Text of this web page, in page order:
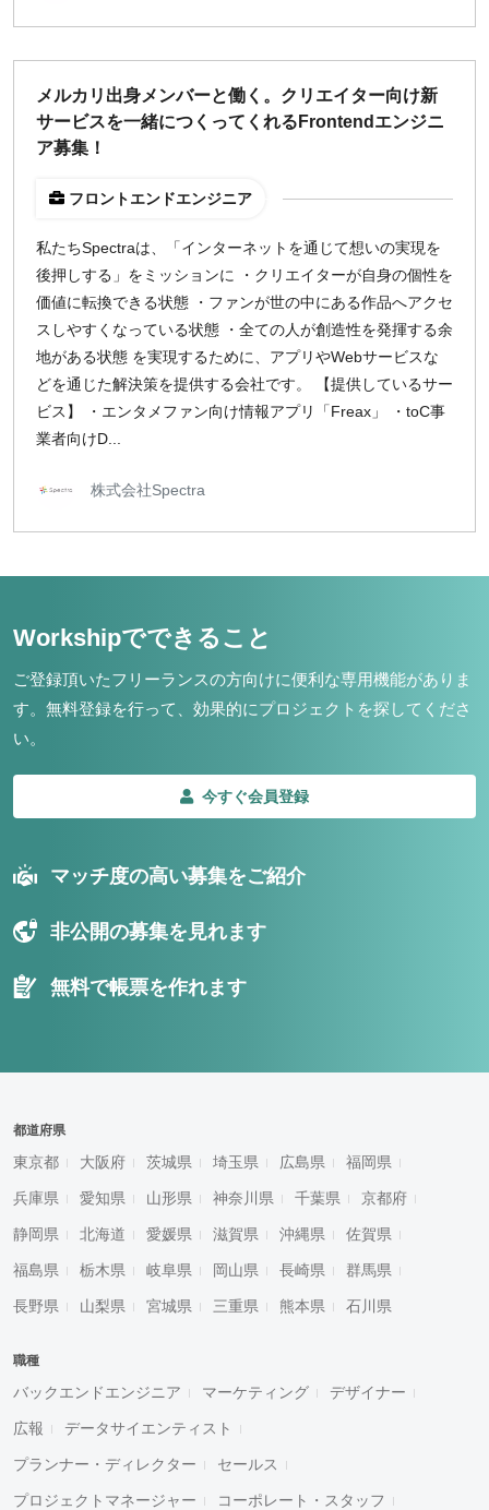
メルカリ出身メンバーと働く。クリエイター向け新
サービスを一緒につくってくれるFrontendエンジニ
ア募集！
フロントエンドエンジニア
私たちSpectraは、「インターネットを通じて想いの実現を
後押しする」をミッションに ・クリエイターが自身の個性を
価値に転換できる状態 ・ファンが世の中にある作品へアクセ
スしやすくなっている状態 ・全ての人が創造性を発揮する余
地がある状態 を実現するために、アプリやWebサービスな
どを通じた解決策を提供する会社です。 【提供しているサー
ビス】 ・エンタメファン向け情報アプリ「Freax」 ・toC事
業者向けD...
株式会社Spectra
Workshipでできること
ご登録頂いたフリーランスの方向けに便利な専用機能がありま
す。 無料登録を行って、効果的にプロジェクトを探してくださ
い。
今すぐ会員登録
マッチ度の高い募集をご紹介
非公開の募集を見れます
無料で帳票を作れます
都道府県
東京都 大阪府 茨城県 埼玉県 広島県 福岡県
兵庫県 愛知県 山形県 神奈川県 千葉県 京都府
静岡県 北海道 愛媛県 滋賀県 沖縄県 佐賀県
福島県 栃木県 岐阜県 岡山県 長崎県 群馬県
長野県 山梨県 宮城県 三重県 熊本県 石川県
職種
バックエンドエンジニア マーケティング デザイナー
広報 データサイエンティスト
プランナー・ディレクター セールス
プロジェクトマネージャー コーポレート・スタッフ